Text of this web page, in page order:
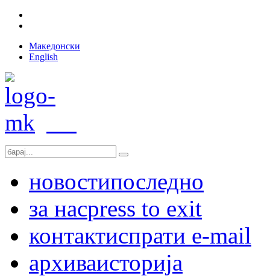
Македонски
English
новостипоследно
за насpress to exit
контактиспрати e-mail
архиваисторија